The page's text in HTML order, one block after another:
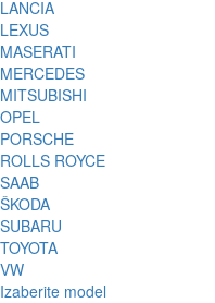
LANCIA
LEXUS
MASERATI
MERCEDES
MITSUBISHI
OPEL
PORSCHE
ROLLS ROYCE
SAAB
ŠKODA
SUBARU
TOYOTA
VW
Izaberite model